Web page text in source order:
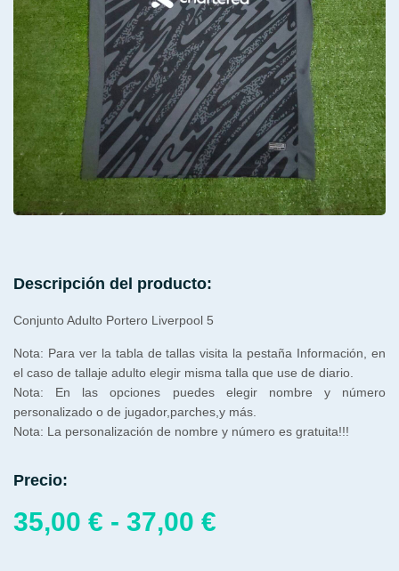
Descripción del producto:
Conjunto Adulto Portero Liverpool 5
Nota: Para ver la tabla de tallas visita la pestaña Información, en
el caso de tallaje adulto elegir misma talla que use de diario.
Nota: En las opciones puedes elegir nombre y número
personalizado o de jugador,parches,y más.
Nota: La personalización de nombre y número es gratuita!!!
Precio:
35,00 € - 37,00 €